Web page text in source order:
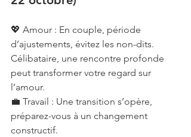
💖 Amour : En couple, période
d’ajustements, évitez les non-dits.
Célibataire, une rencontre profonde
peut transformer votre regard sur
l’amour.
💼 Travail : Une transition s’opère,
préparez-vous à un changement
constructif.